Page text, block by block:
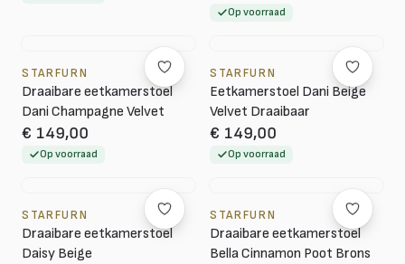
Op voorraad
STARFURN
Draaibare eetkamerstoel
Dani Champagne Velvet
€ 149,00
Op voorraad
STARFURN
Eetkamerstoel Dani Beige
Velvet Draaibaar
€ 149,00
Op voorraad
STARFURN
Draaibare eetkamerstoel
Daisy Beige
STARFURN
Draaibare eetkamerstoel
Bella Cinnamon Poot Brons